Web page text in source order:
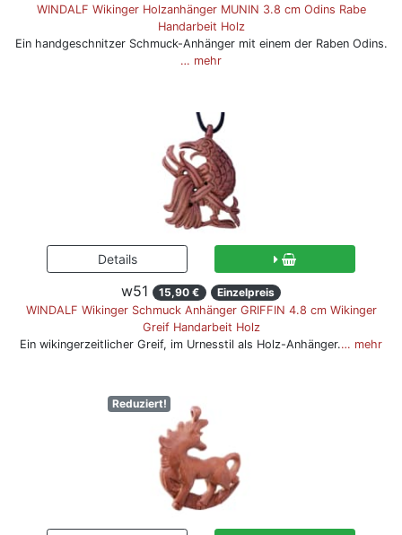
WINDALF Wikinger Holzanhänger MUNIN 3.8 cm Odins Rabe
Handarbeit Holz
Ein handgeschnitzer Schmuck-Anhänger mit einem der Raben Odins.
… mehr
w51 15,90 €
Einzelpreis
WINDALF Wikinger Schmuck Anhänger GRIFFIN 4.8 cm Wikinger
Greif Handarbeit Holz
Ein wikingerzeitlicher Greif, im Urnesstil als Holz-Anhänger.… mehr
Reduziert!